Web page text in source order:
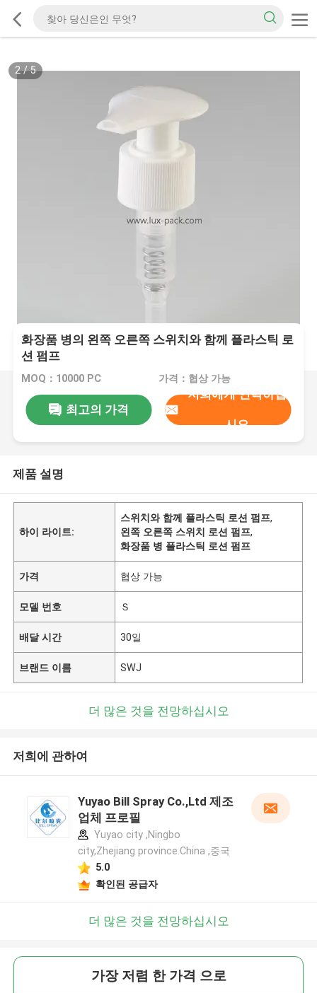
2/5
화장품 병의 왼쪽 오른쪽 스위치와 함께 플라스틱 로
션 펌프
MOQ：10000 PC 가격：협상 가능
최고의 가격
저희에게 연락하십
시오
제품 설명
하이 라이트:
스위치와 함께 플라스틱 로션 펌프,
왼쪽 오른쪽 스위치 로션 펌프,
화장품 병 플라스틱 로션 펌프
가격 협상 가능
모델 번호 Ｓ
배달 시간 30일
브랜드 이름 SWJ
더 많은 것을 전망하십시오
저희에 관하여
Yuyao Bill Spray Co.,Ltd 제조
업체 프로필
Yuyao city ,Ningbo
city,Zhejiang province.China ,중국
5.0
확인된 공급자
더 많은 것을 전망하십시오
가장 저렴 한 가격 으로